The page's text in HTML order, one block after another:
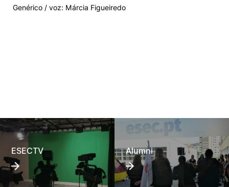
Genérico / voz: Márcia Figueiredo
ESECTV Alumni